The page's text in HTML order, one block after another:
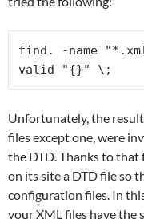
find. -name
valid "{}" \;
Unfortunately, the
files except one, were
the DTD. Thanks to
on its site a DTD file so
configuration files. In
your XML files have the